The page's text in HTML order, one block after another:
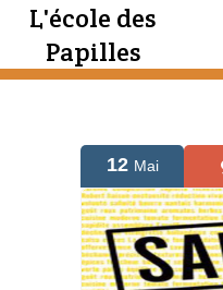
L'école des
Papilles
12 Mai